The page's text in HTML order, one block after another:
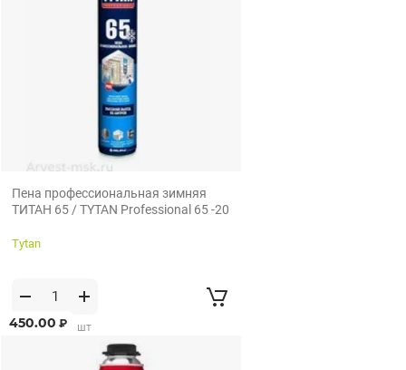
Пена профессиональная зимняя
ТИТАН 65 / TYTAN Professional 65 -20
Tytan
450.00 ₽
от 1 шт по 1 шт